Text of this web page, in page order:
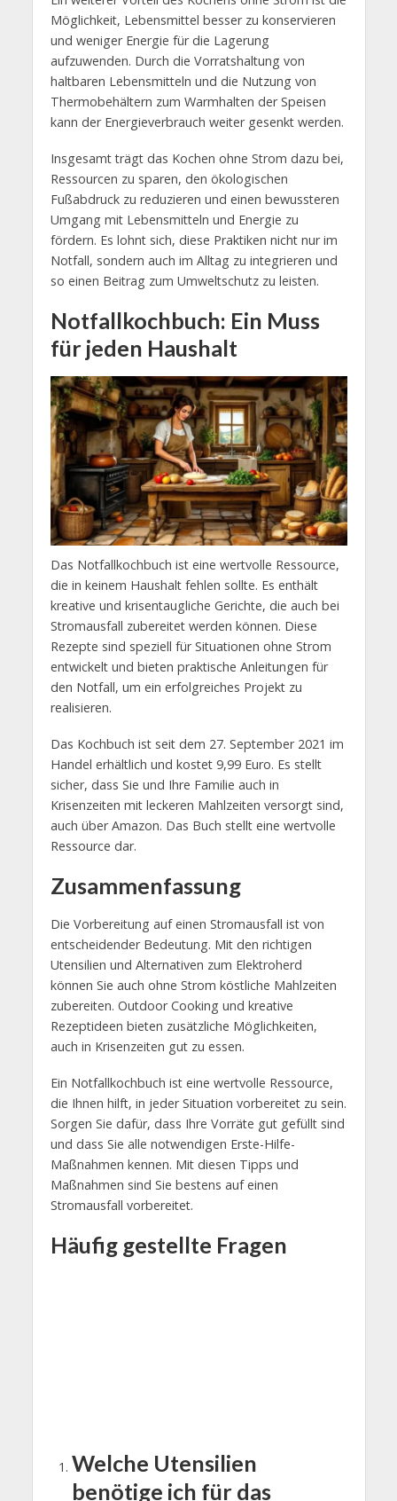
Möglichkeit, Lebensmittel besser zu konservieren
und weniger Energie für die Lagerung
aufzuwenden. Durch die Vorratshaltung von
haltbaren Lebensmitteln und die Nutzung von
Thermobehältern zum Warmhalten der Speisen
kann der Energieverbrauch weiter gesenkt werden.
Insgesamt trägt das Kochen ohne Strom dazu bei,
Ressourcen zu sparen, den ökologischen
Fußabdruck zu reduzieren und einen bewussteren
Umgang mit Lebensmitteln und Energie zu
fördern. Es lohnt sich, diese Praktiken nicht nur im
Notfall, sondern auch im Alltag zu integrieren und
so einen Beitrag zum Umweltschutz zu leisten.
Notfallkochbuch: Ein Muss
für jeden Haushalt
Das Notfallkochbuch ist eine wertvolle Ressource,
die in keinem Haushalt fehlen sollte. Es enthält
kreative und krisentaugliche Gerichte, die auch bei
Stromausfall zubereitet werden können. Diese
Rezepte sind speziell für Situationen ohne Strom
entwickelt und bieten praktische Anleitungen für
den Notfall, um ein erfolgreiches Projekt zu
realisieren.
Das Kochbuch ist seit dem 27. September 2021 im
Handel erhältlich und kostet 9,99 Euro. Es stellt
sicher, dass Sie und Ihre Familie auch in
Krisenzeiten mit leckeren Mahlzeiten versorgt sind,
auch über Amazon. Das Buch stellt eine wertvolle
Ressource dar.
Zusammenfassung
Die Vorbereitung auf einen Stromausfall ist von
entscheidender Bedeutung. Mit den richtigen
Utensilien und Alternativen zum Elektroherd
können Sie auch ohne Strom köstliche Mahlzeiten
zubereiten. Outdoor Cooking und kreative
Rezeptideen bieten zusätzliche Möglichkeiten,
auch in Krisenzeiten gut zu essen.
Ein Notfallkochbuch ist eine wertvolle Ressource,
die Ihnen hilft, in jeder Situation vorbereitet zu sein.
Sorgen Sie dafür, dass Ihre Vorräte gut gefüllt sind
und dass Sie alle notwendigen Erste-Hilfe-
Maßnahmen kennen. Mit diesen Tipps und
Maßnahmen sind Sie bestens auf einen
Stromausfall vorbereitet.
Häufig gestellte Fragen
Welche Utensilien
benötige ich für das